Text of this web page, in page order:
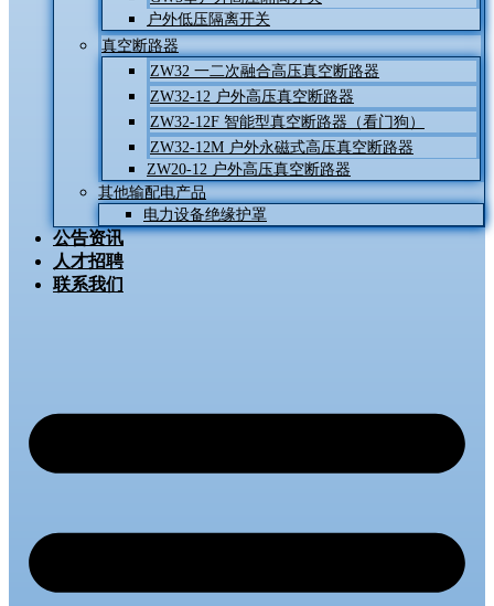
户外低压隔离开关
真空断路器
ZW32 一二次融合高压真空断路器
ZW32-12 户外高压真空断路器
ZW32-12F 智能型真空断路器（看门狗）
ZW32-12M 户外永磁式高压真空断路器
ZW20-12 户外高压真空断路器
其他输配电产品
电力设备绝缘护罩
公告资讯
人才招聘
联系我们